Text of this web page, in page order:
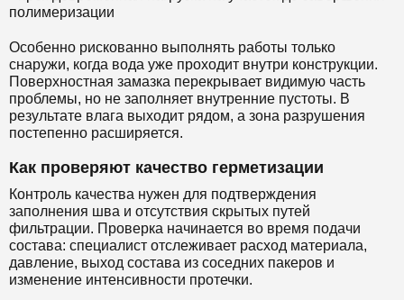
полимеризации
Особенно рискованно выполнять работы только
снаружи, когда вода уже проходит внутри конструкции.
Поверхностная замазка перекрывает видимую часть
проблемы, но не заполняет внутренние пустоты. В
результате влага выходит рядом, а зона разрушения
постепенно расширяется.
Как проверяют качество герметизации
Контроль качества нужен для подтверждения
заполнения шва и отсутствия скрытых путей
фильтрации. Проверка начинается во время подачи
состава: специалист отслеживает расход материала,
давление, выход состава из соседних пакеров и
изменение интенсивности протечки.